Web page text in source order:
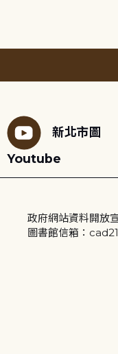
新北市圖
Youtube
政府網站資料開放
圖書館信箱：